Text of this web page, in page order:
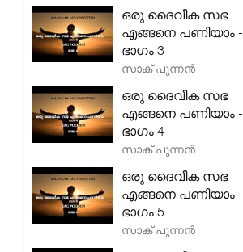
ഒരു ദൈവീക സഭ
എങ്ങനെ പണിയാം -
ഭാഗം 3
സാക് പുന്നൻ
ഒരു ദൈവീക സഭ
എങ്ങനെ പണിയാം -
ഭാഗം 4
സാക് പുന്നൻ
ഒരു ദൈവീക സഭ
എങ്ങനെ പണിയാം -
ഭാഗം 5
സാക് പുന്നൻ